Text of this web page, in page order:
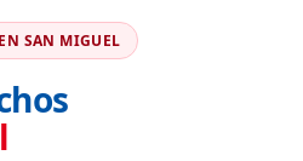
SAN MIGUEL